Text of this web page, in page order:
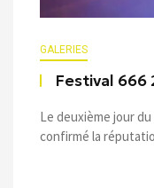
GALERIES
Festival 666
Le deuxième jour
confirmé la